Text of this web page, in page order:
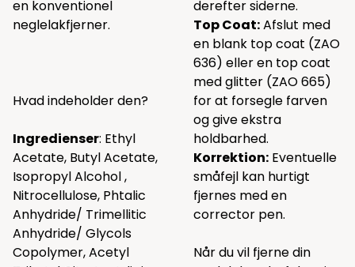
en konventionel
neglelakfjerner.
Hvad indeholder den?
Ingredienser: Ethyl
Acetate, Butyl Acetate,
Isopropyl Alcohol ,
Nitrocellulose, Phtalic
Anhydride/ Trimellitic
Anhydride/ Glycols
Copolymer, Acetyl
derefter siderne.
Top Coat:Afslut med
en blank top coat (ZAO
636) eller en top coat
med glitter (ZAO 665)
for at forsegle farven
og give ekstra
holdbarhed.
Korrektion: Eventuelle
småfejl kan hurtigt
fjernes med en
corrector pen.
Når du vil fjerne din